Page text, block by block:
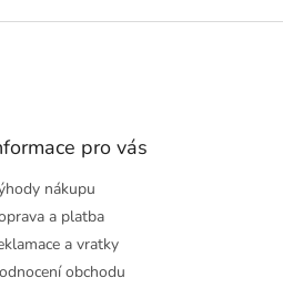
pro vás
nákupu
a platba
a vratky
obchodu